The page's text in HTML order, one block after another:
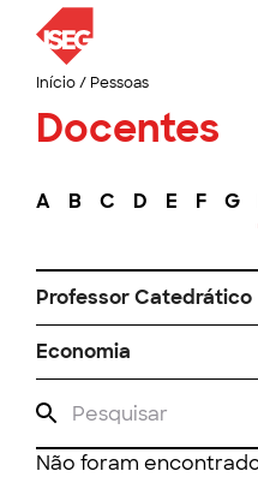
Início/ Pessoas
Docentes
A B C D E F G
Professor Catedrático
Economia
Não foram